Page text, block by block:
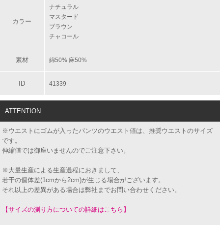
カラー
ナチュラル
マスタード
ブラウン
チャコール
素材 綿50% 麻50%
ID 41339
ATTENTION
※ウエストにゴムが入ったパンツのウエスト値は、推奨ウエストのサイズ
です。
伸縮値では御座いませんのでご注意下さい。
※大量生産による生産過程におきまして、
若干の個体差(1cmから2cm)が生じる場合がございます。
それ以上の差異がある場合は弊社までお問い合わせください。
【サイズの測り方についての詳細はこちら】